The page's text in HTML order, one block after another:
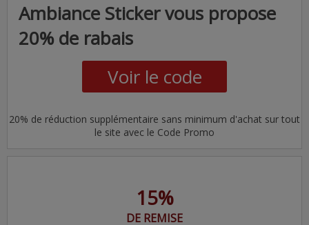
Ambiance Sticker vous propose
20% de rabais
Voir le code
20% de réduction supplémentaire sans minimum d'achat sur tout
le site avec le Code Promo
15%
DE REMISE